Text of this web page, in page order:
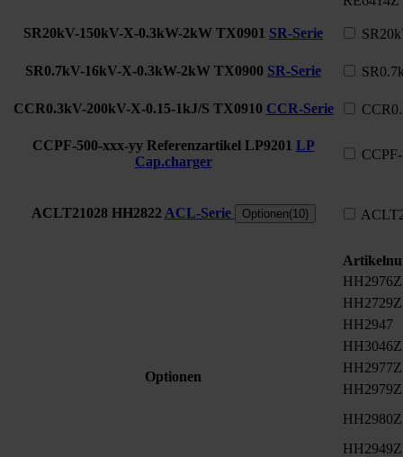
SR20kV-150kV-X-0.3kW-2kW TX0901 SR-Serie
SR0.7kV-16kV-X-0.3kW-2kW TX0900 SR-Serie
CCR0.3kV-200kV-X-0.15-1kJ/S TX0910 CCR-Serie
CCPF-500-xxx-yy Referenzartikel LP9201 LP
Cap.charger
ACLT21028 HH2822 ACL-Serie Optionen(10)
Optionen
HH2976Z
HH2729Z
HH2947
HH3046Z
HH2977Z
HH2979Z
HH2980Z
HH2949Z